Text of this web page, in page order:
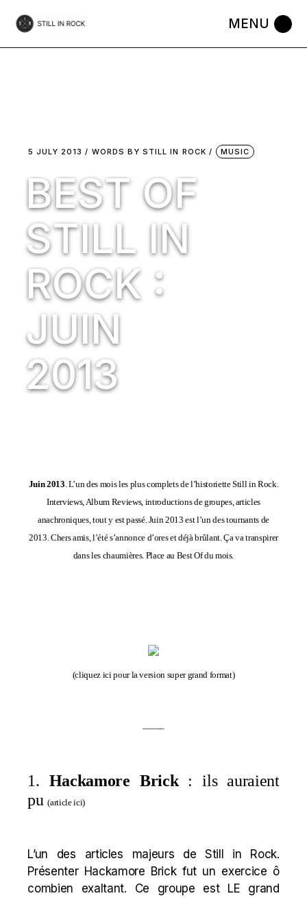
the
5 JULY 2013 WORDS BY STILL IN ROCK MUSIC
BEST OF
STILL IN
ROCK :
JUIN
2013
Juin 2013. L’un des mois les plus complets de l’historiette Still in Rock.
Interviews, Album Reviews, introductions de groupes, articles
anachroniques, tout y est passé. Juin 2013 est l’un des tournants de
2013. Chers amis, l’été s’annonce d’ores et déjà brûlant. Ça va transpirer
dans les chaumières. Place au Best Of du mois.
(cliquez ici pour la version super grand format)
——–
1. Hackamore Brick: ils auraient
pu (article ici)
L’un des articles majeurs de Still in Rock.
Présenter Hackamore Brick fut un exercice ô
combien exaltant. Ce groupe est LE grand